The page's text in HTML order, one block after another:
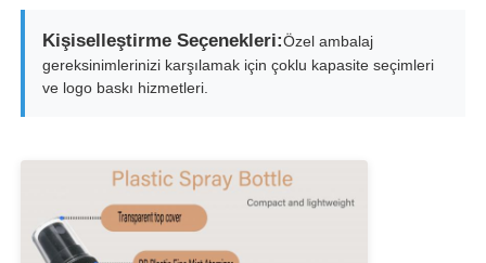
Teklif isteği
kozmetik losyon şişesi
Kişiselleştirme Seçenekleri:Özel ambalaj
gereksinimlerinizi karşılamak için çoklu kapasite seçimleri
ve logo baskı hizmetleri.